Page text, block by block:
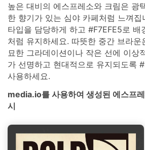
높은 대비의 에스프레소와 크림은 광
한 향기가 있는 심야 카페처럼 느껴집
타입을 담당하게 하고 #F7EFE5로 배
처럼 유지하세요. 따뜻한 중간 브라운
묘한 그라데이션이나 작은 선에 이상
가 선명하고 현대적으로 유지되도록
사용하세요.
media.io를 사용하여 생성된 에스프
시